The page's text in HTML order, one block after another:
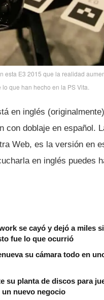
esta E3 2015 que la realidad
lo que han hecho en la PS Vita.
en inglés
con doblaje en español.
Web, es la versión en
en inglés puedes
se cayó y dejó a miles
fue lo que ocurrió
su cámara todo en
su planta de discos para
nuevo negocio